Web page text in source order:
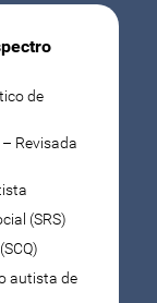
de
Revisada
(SRS)
autista de